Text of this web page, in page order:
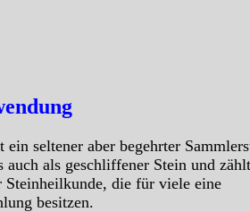
seltener aber begehrter
als geschliffener Stein und
Steinheilkunde, die für viele eine
besitzen.